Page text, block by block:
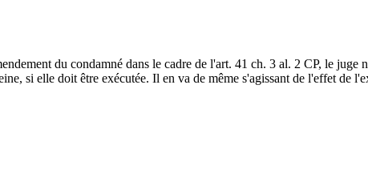
du condamné dans le cadre de l'art. 41 ch. 3 al. 2 CP, le
si elle doit être exécutée. Il en va de même s'agissant de l'effet de